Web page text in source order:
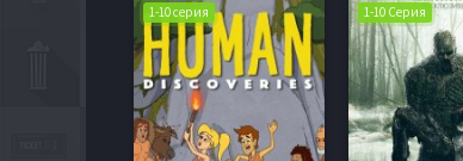
1-10 серия 1-10 Серия